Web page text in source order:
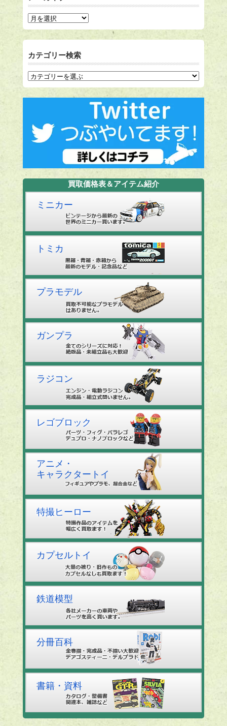
カテゴリー検索
買取価格表＆アイテム紹介
ミニカー
トミカ
プラモデル
ガンプラ
ラジコン
レゴブロック
アニメ・
キャラクタートイ
特撮ヒーロー
カプセルトイ
鉄道模型
分冊百科
書籍・資料